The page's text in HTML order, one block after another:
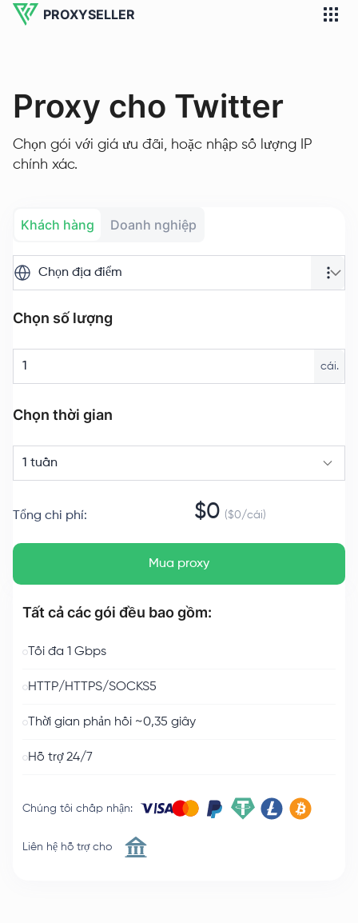
PROXYSELLER
Proxy cho Twitter
Chọn gói với giá ưu đãi, hoặc nhập số lượng IP
chính xác.
Khách hàng Doanh nghiệp
Chọn địa điểm
Chọn số lượng
cái.
Chọn thời gian
1 tuần
Tổng chi phí: $0 ($0/cái)
Mua proxy
Tất cả các gói đều bao gồm:
Tối đa 1 Gbps
HTTP/HTTPS/SOCKS5
Thời gian phản hồi ~0,35 giây
Hỗ trợ 24/7
Chúng tôi chấp nhận:
Liên hệ hỗ trợ cho